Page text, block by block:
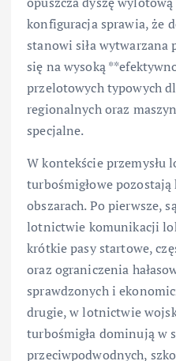
konfiguracja sprawia, że
stanowi siła wytwarzana
się na wysoką
przelotowych typowych
regionalnych oraz
specjalne.
W kontekście przemysłu
turbośmigłowe
obszarach. Po pierwsze,
lotnictwie komunikacji
krótkie pasy startowe,
oraz ograniczenia
sprawdzonych i
drugie, w lotnictwie
turbośmigła dominują w
przeciwpodwodnych,